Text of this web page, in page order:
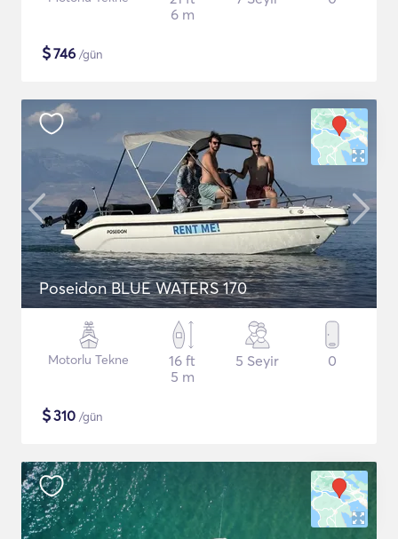
6 m
$746 /gün
Poseidon BLUE WATERS 170
Motorlu Tekne
16 ft
5 m
5 Seyir 0
$310 /gün